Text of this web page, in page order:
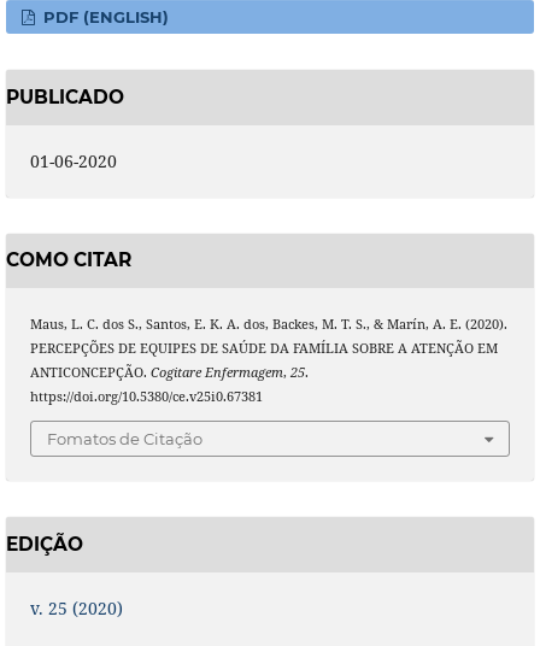
PDF (ENGLISH)
PUBLICADO
01-06-2020
COMO CITAR
Maus, L. C. dos S., Santos, E. K. A. dos, Backes, M. T. S., & Marín, A. E. (2020).
PERCEPÇÕES DE EQUIPES DE SAÚDE DA FAMÍLIA SOBRE A ATENÇÃO EM
ANTICONCEPÇÃO. Cogitare Enfermagem, 25.
https://doi.org/10.5380/ce.v25i0.67381
Fomatos de Citação
EDIÇÃO
v. 25 (2020)